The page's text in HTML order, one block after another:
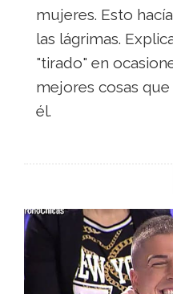
mujeres. Esto
las lágrimas.
"tirado" en
mejores cosas
él.